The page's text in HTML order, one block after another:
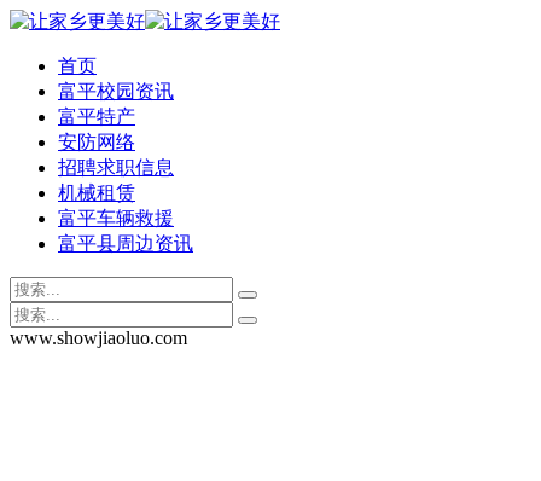
首页
富平校园资讯
富平特产
安防网络
招聘求职信息
机械租赁
富平车辆救援
富平县周边资讯
www.showjiaoluo.com